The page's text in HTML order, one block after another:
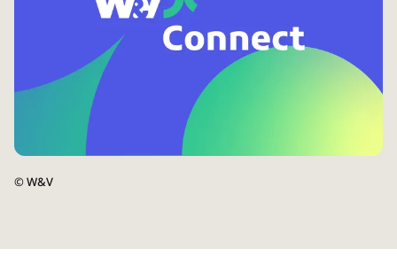
©W&V